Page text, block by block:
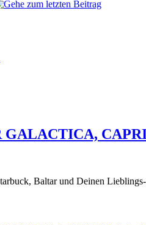
GALACTICA,
Baltar und Deinen